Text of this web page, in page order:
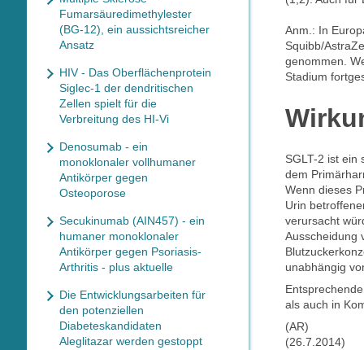
Anm.: In
Squibb/
genommen.
Stadium
SGLT-2 ist ein
dem
Wenn dieses
Urin
verursacht
Ausscheidung
unabhängig
als auch in
(AR)
(26.7.2014)
Fumarsäuredimethylester
(BG-12), ein aussichtsreicher
Ansatz
HIV - Das Oberflächenprotein
Siglec-1 der dendritischen
Zellen spielt für die
Verbreitung des HI-Vi
Denosumab - ein
monoklonaler vollhumaner
Antikörper gegen
Osteoporose
Secukinumab (AIN457) - ein
humaner monoklonaler
Antikörper gegen Psoriasis-
Arthritis - plus aktuelle
Die Entwicklungsarbeiten für
den potenziellen
Diabeteskandidaten
Aleglitazar werden gestoppt